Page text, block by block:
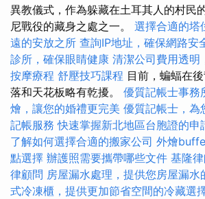
異教儀式，作為躲藏在土耳其人的村民
尼戰役的藏身之處之一。 選擇合適的塔
遠的安放之所 查詢IP地址，確保網路安
診所，確保眼睛健康 清潔公司費用透明
按摩療程 舒壓技巧課程 目前，蝙蝠在
落和天花板略有乾擾。 優質記帳士事務
燴，讓您的婚禮更完美 優質記帳士，為
記帳服務 快速掌握新北地區台胞證的申
了解如何選擇合適的搬家公司 外燴
點選擇 辦護照需要攜帶哪些文件 基隆
律顧問 房屋漏水處理，提供您房屋漏水
式冷凍櫃，提供更加節省空間的冷藏選